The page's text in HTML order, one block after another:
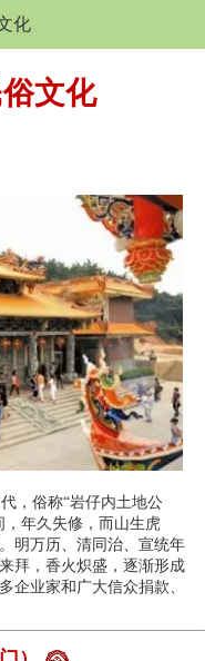
化
文化
，俗称“岩仔内土地公
，年久失修，而山生虎
明万历、清同治、宣统年
拜，香火炽盛，逐渐形成
企业家和广大信众捐款、